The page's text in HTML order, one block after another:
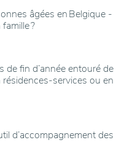
âgées en Belgique -
?
fin d’année entouré de
services ou en
d’accompagnement des